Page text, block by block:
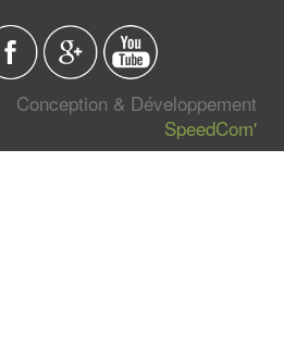
Conception & Développement
SpeedCom'